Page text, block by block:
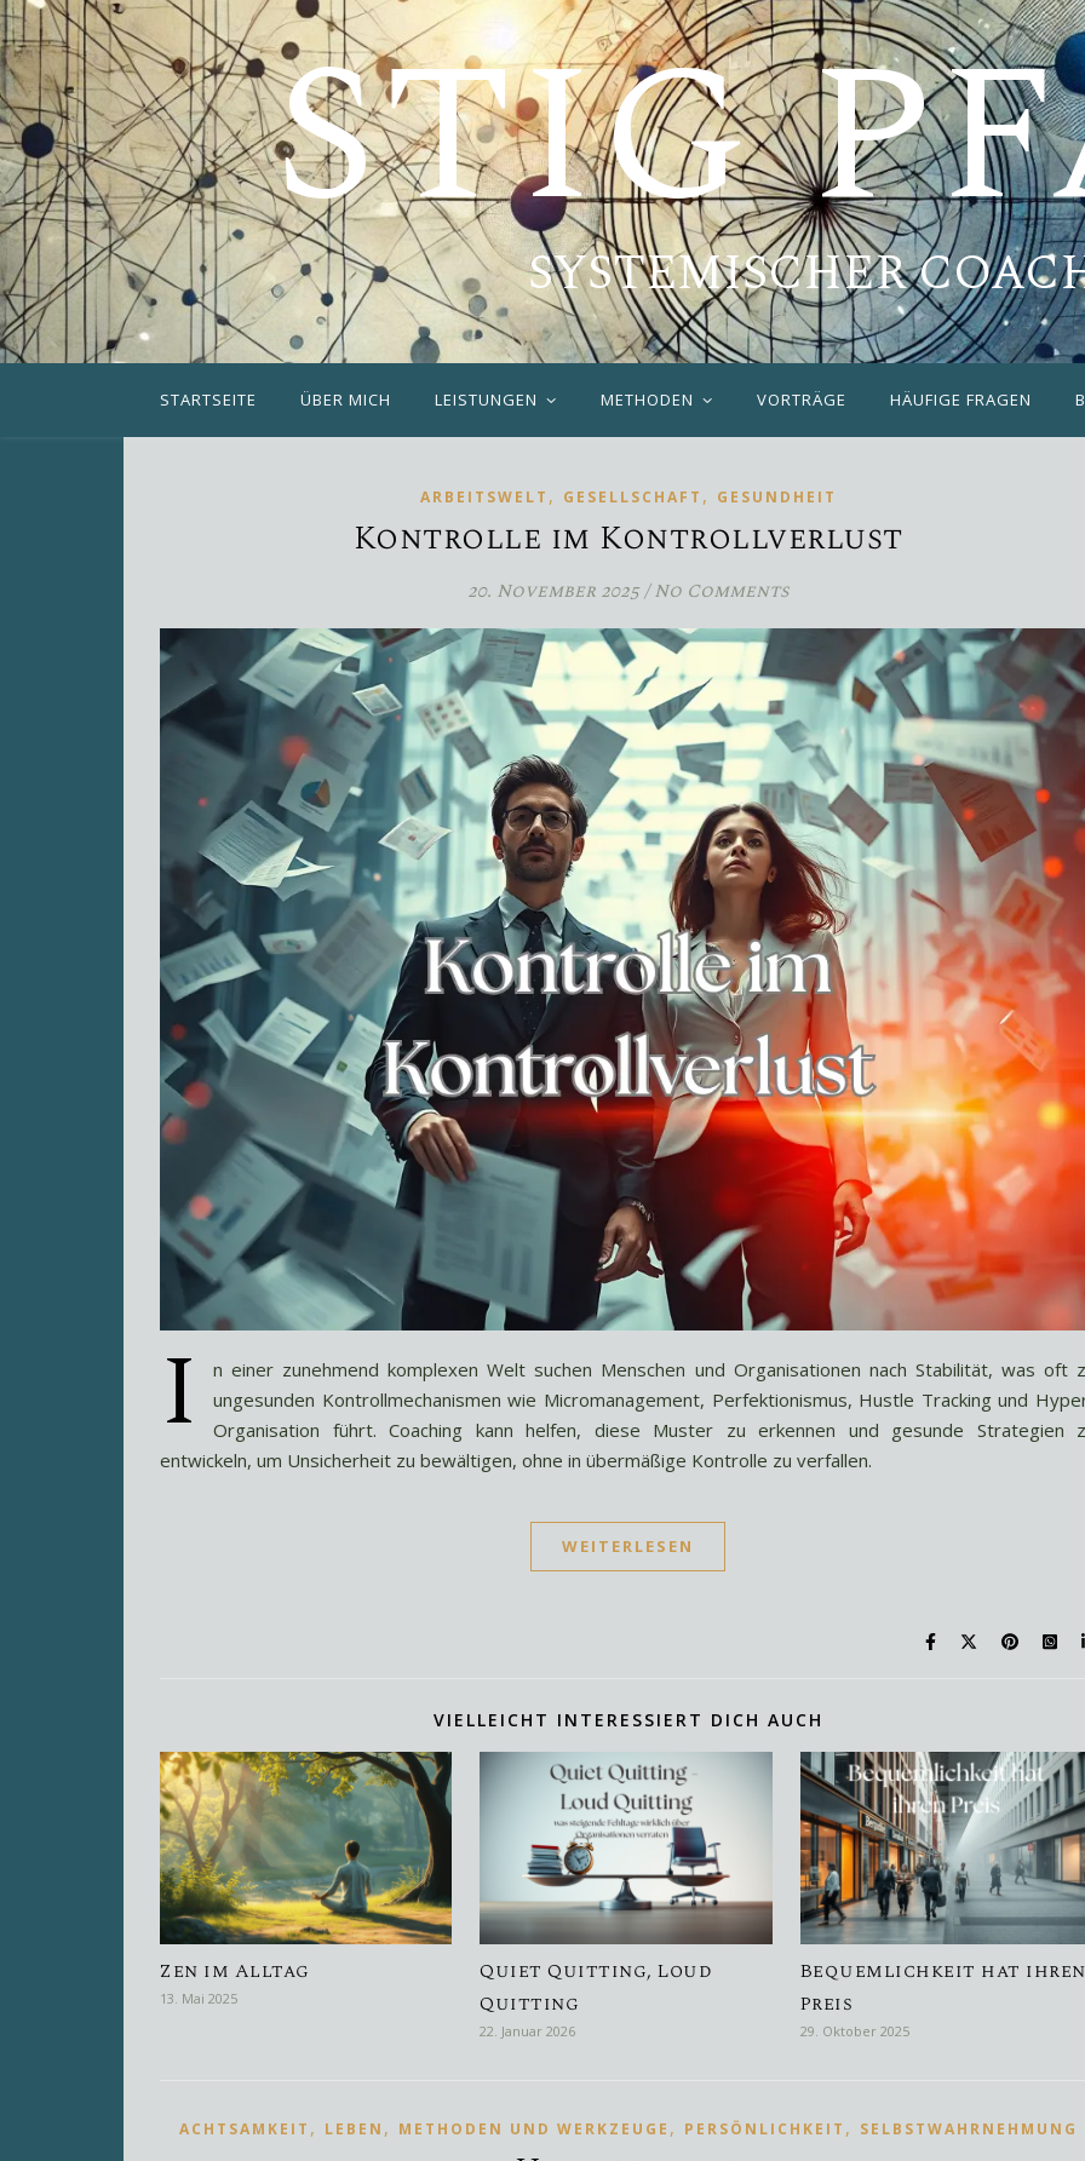
STIG
SYSTEMISCHER
STARTSEITE ÜBER MICH LEISTUNGEN METHODEN VORTRÄGE HÄUFIGE FRAGEN
ARBEITSWELT , GESELLSCHAFT , GESUNDHEIT
Kontrolle im Kontrollverlust
20. November 2025/ No Comments
I
n einer zunehmend komplexen Welt suchen Menschen und Organisationen nach Stabilität, was oft
ungesunden Kontrollmechanismen wie Micromanagement, Perfektionismus, Hustle Tracking und
Organisation führt. Coaching kann helfen, diese Muster zu erkennen und gesunde Strategien
entwickeln, um Unsicherheit zu bewältigen, ohne in übermäßige Kontrolle zu verfallen.
WEITERLESEN
VIELLEICHT INTERESSIERT DICH AUCH
Zen im Alltag
13. Mai 2025
Quiet Quitting, Loud
Quitting
22. Januar 2026
Bequemlichkeit hat ihren
Preis
29. Oktober 2025
ACHTSAMKEIT , LEBEN , METHODEN UND WERKZEUGE , PERSÖNLICHKEIT , SELBSTWAHRNEHMUNG